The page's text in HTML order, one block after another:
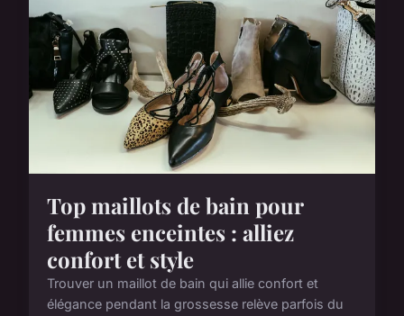
Top maillots de bain pour
femmes enceintes : alliez
confort et style
Trouver un maillot de bain qui allie confort et
élégance pendant la grossesse relève parfois du